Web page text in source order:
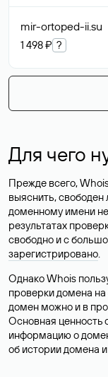
mir-ortoped-ii.su
1 498 ₽ ?
Для чего
Прежде всего,
выяснить,
доменному имени
результатах
свободно и с
зарегистрировано.
Однако Whois
проверки домена на
домен можно и в
Основная ценность
информацию о
об истории домена